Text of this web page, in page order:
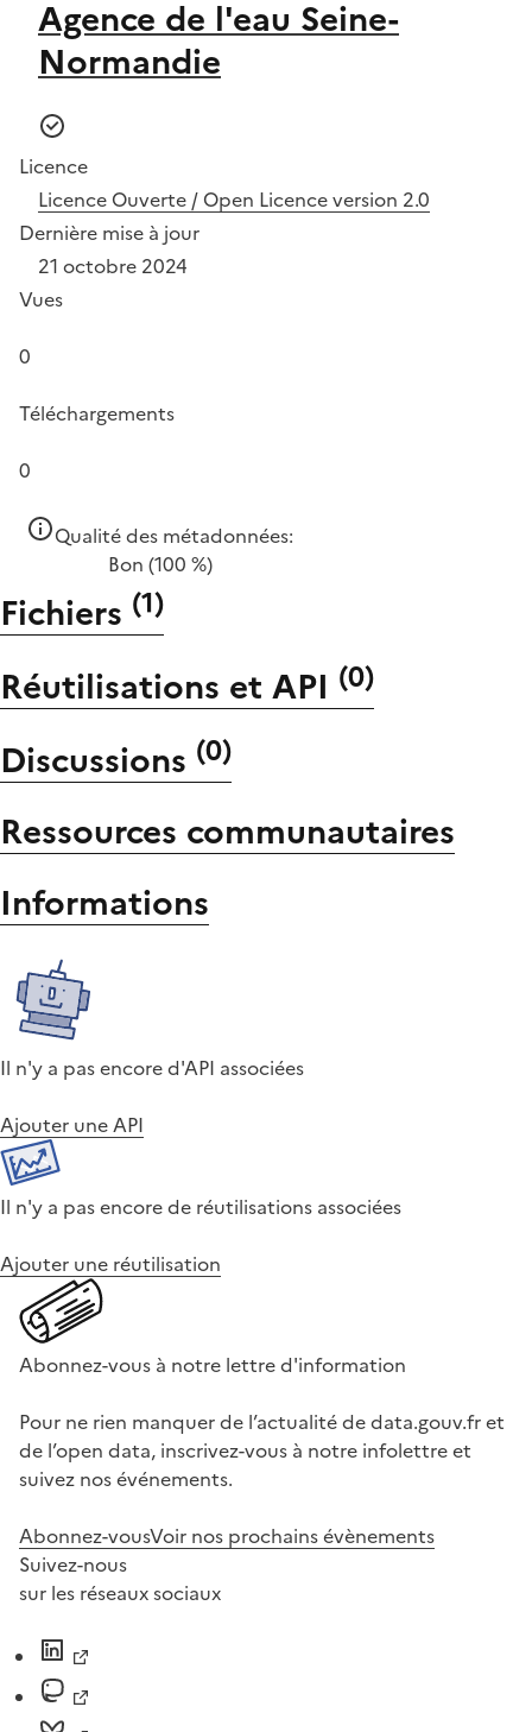
Agence de l'eau Seine-
Normandie
Licence
Licence Ouverte / Open Licence version 2.0
Dernière mise à jour
21 octobre 2024
Vues
0
Téléchargements
0
Qualité des métadonnées:
Bon (100 %)
Fichiers (1)
Réutilisations et API (0)
Discussions (0)
Ressources communautaires
Informations
Il n'y a pas encore d'API associées
Ajouter une API
Il n'y a pas encore de réutilisations associées
Ajouter une réutilisation
Abonnez-vous à notre lettre d'information
Pour ne rien manquer de l’actualité de data.gouv.fr et
de l’open data, inscrivez-vous à notre infolettre et
suivez nos événements.
Abonnez-vousVoir nos prochains évènements
Suivez-nous
sur les réseaux sociaux